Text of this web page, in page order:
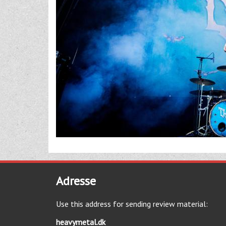
Adresse
Use this address for sending review material:
heavymetal.dk